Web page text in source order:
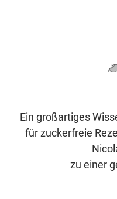
Ein großartiges
für zuckerfreie
zu einer